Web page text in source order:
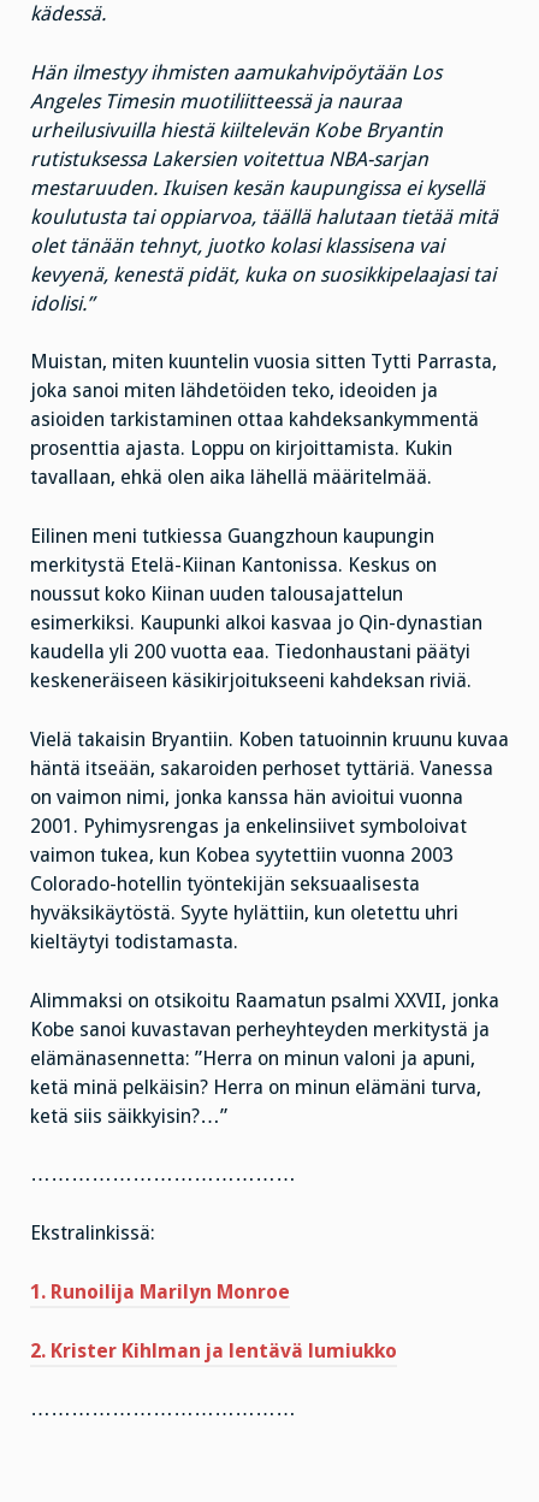
kädessä.
Hän ilmestyy ihmisten aamukahvipöytään Los
Angeles Timesin muotiliitteessä ja nauraa
urheilusivuilla hiestä kiiltelevän Kobe Bryantin
rutistuksessa Lakersien voitettua NBA-sarjan
mestaruuden. Ikuisen kesän kaupungissa ei kysellä
koulutusta tai oppiarvoa, täällä halutaan tietää mitä
olet tänään tehnyt, juotko kolasi klassisena vai
kevyenä, kenestä pidät, kuka on suosikkipelaajasi tai
idolisi.”
Muistan, miten kuuntelin vuosia sitten Tytti Parrasta,
joka sanoi miten lähdetöiden teko, ideoiden ja
asioiden tarkistaminen ottaa kahdeksankymmentä
prosenttia ajasta. Loppu on kirjoittamista. Kukin
tavallaan, ehkä olen aika lähellä määritelmää.
Eilinen meni tutkiessa Guangzhoun kaupungin
merkitystä Etelä-Kiinan Kantonissa. Keskus on
noussut koko Kiinan uuden talousajattelun
esimerkiksi. Kaupunki alkoi kasvaa jo Qin-dynastian
kaudella yli 200 vuotta eaa. Tiedonhaustani päätyi
keskeneräiseen käsikirjoitukseeni kahdeksan riviä.
Vielä takaisin Bryantiin. Koben tatuoinnin kruunu kuvaa
häntä itseään, sakaroiden perhoset tyttäriä. Vanessa
on vaimon nimi, jonka kanssa hän avioitui vuonna
2001. Pyhimysrengas ja enkelinsiivet symboloivat
vaimon tukea, kun Kobea syytettiin vuonna 2003
Colorado-hotellin työntekijän seksuaalisesta
hyväksikäytöstä. Syyte hylättiin, kun oletettu uhri
kieltäytyi todistamasta.
Alimmaksi on otsikoitu Raamatun psalmi XXVII, jonka
Kobe sanoi kuvastavan perheyhteyden merkitystä ja
elämänasennetta: ”Herra on minun valoni ja apuni,
ketä minä pelkäisin? Herra on minun elämäni turva,
ketä siis säikkyisin?…”
…………………………………
Ekstralinkissä:
1. Runoilija Marilyn Monroe
2. Krister Kihlman ja lentävä lumiukko
…………………………………